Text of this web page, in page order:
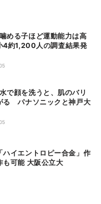
約1,200人の調査結果発
る パナソニックと神戸大
ハイエントロピー合金」作
も可能 大阪公立大